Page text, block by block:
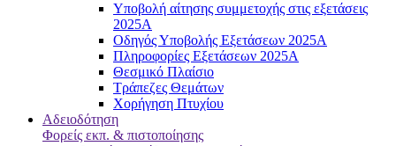
Υποβολή αίτησης συμμετοχής στις εξετάσεις
2025Α
Οδηγός Υποβολής Εξετάσεων 2025A
Πληροφορίες Εξετάσεων 2025Α
Θεσμικό Πλαίσιο
Τράπεζες Θεμάτων
Χορήγηση Πτυχίου
Αδειοδότηση
Φορείς εκπ. & πιστοποίησης